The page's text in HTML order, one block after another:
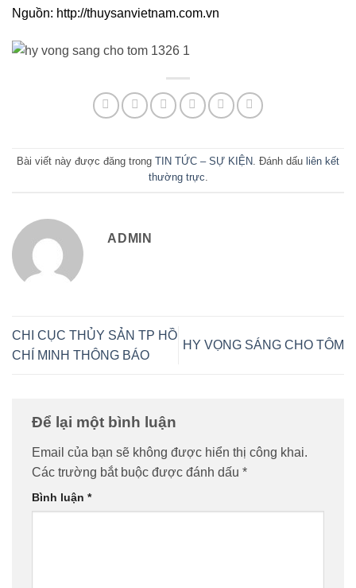
Nguồn: http://thuysanvietnam.com.vn
Bài viết này được đăng trong TIN TỨC – SỰ KIỆN. Đánh dấu liên kết
thường trực.
ADMIN
CHI CỤC THỦY SẢN TP HỒ
CHÍ MINH THÔNG BÁO
HY VỌNG SÁNG CHO TÔM
Để lại một bình luận
Email của bạn sẽ không được hiển thị công khai.
Các trường bắt buộc được đánh dấu *
Bình luận *